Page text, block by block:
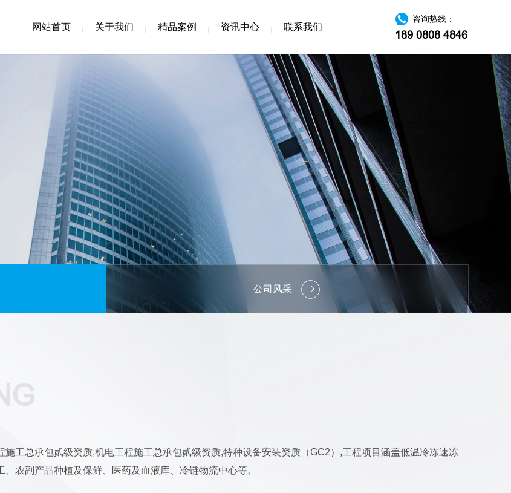
网站首页 关于我们 精品案例 资讯中心 联系我们
咨询热线：
189 0808 4846
公司风采
工总承包贰级资质,机电工程施工总承包贰级资质,特种设备安装资质（GC2）,工程项目涵盖低温冷冻速冻
农副产品种植及保鲜、医药及血液库、冷链物流中心等。